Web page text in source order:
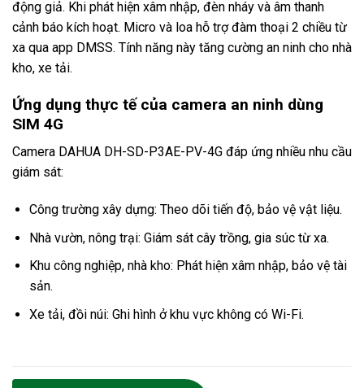
động giả. Khi phát hiện xâm nhập, đèn nháy và âm thanh
cảnh báo kích hoạt. Micro và loa hỗ trợ đàm thoại 2 chiều từ
xa qua app DMSS. Tính năng này tăng cường an ninh cho nhà
kho, xe tải.
Ứng dụng thực tế của camera an ninh dùng
SIM 4G
Camera DAHUA DH-SD-P3AE-PV-4G đáp ứng nhiều nhu cầu
giám sát:
Công trường xây dựng: Theo dõi tiến độ, bảo vệ vật liệu.
Nhà vườn, nông trại: Giám sát cây trồng, gia súc từ xa.
Khu công nghiệp, nhà kho: Phát hiện xâm nhập, bảo vệ tài
sản.
Xe tải, đồi núi: Ghi hình ở khu vực không có Wi-Fi.